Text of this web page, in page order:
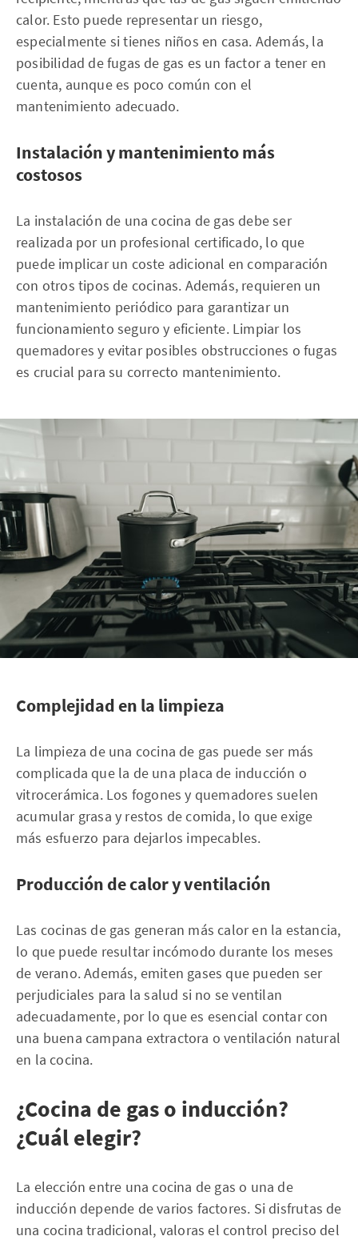
calor. Esto puede representar un riesgo,
especialmente si tienes niños en casa. Además, la
posibilidad de fugas de gas es un factor a tener en
cuenta, aunque es poco común con el
mantenimiento adecuado.
Instalación y mantenimiento más
costosos
La instalación de una cocina de gas debe ser
realizada por un profesional certificado, lo que
puede implicar un coste adicional en comparación
con otros tipos de cocinas. Además, requieren un
mantenimiento periódico para garantizar un
funcionamiento seguro y eficiente. Limpiar los
quemadores y evitar posibles obstrucciones o fugas
es crucial para su correcto mantenimiento.
Complejidad en la limpieza
La limpieza de una cocina de gas puede ser más
complicada que la de una placa de inducción o
vitrocerámica. Los fogones y quemadores suelen
acumular grasa y restos de comida, lo que exige
más esfuerzo para dejarlos impecables.
Producción de calor y ventilación
Las cocinas de gas generan más calor en la estancia,
lo que puede resultar incómodo durante los meses
de verano. Además, emiten gases que pueden ser
perjudiciales para la salud si no se ventilan
adecuadamente, por lo que es esencial contar con
una buena campana extractora o ventilación natural
en la cocina.
¿Cocina de gas o inducción?
¿Cuál elegir?
La elección entre una cocina de gas o una de
inducción depende de varios factores. Si disfrutas de
una cocina tradicional, valoras el control preciso del